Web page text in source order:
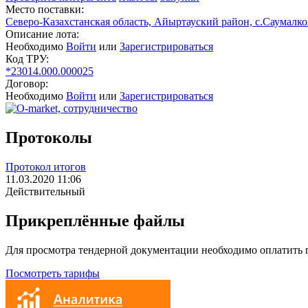
Место поставки:
Северо-Казахстанская область, Айыртауский район,
Описание лота:
Необходимо Войти или Зарегистрироваться
Код ТРУ:
*23014.000.000025
Договор:
Необходимо Войти или Зарегистрироваться
Протоколы
Протокол итогов
11.03.2020 11:06
Действительный
Прикреплённые файлы
Для просмотра тендерной документации необходимо оплатить
Посмотреть тарифы